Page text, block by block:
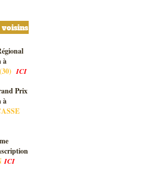
voisins
à
ICI
Prix
à
ICI